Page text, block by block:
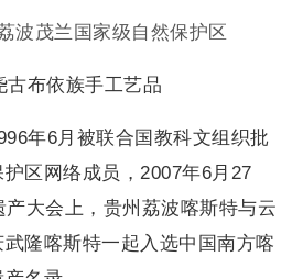
古布依族手工艺品
年6月被联合国教科文组织批
区网络成员，2007年6月27
产大会上，贵州荔波喀斯特与云
隆喀斯特一起入选中国南方喀